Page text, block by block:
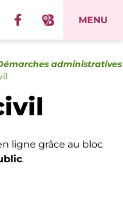
MENU
administratives
ligne grâce au bloc
.